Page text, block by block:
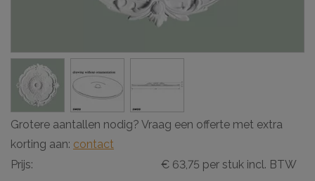
Grotere aantallen nodig? Vraag een offerte met extra
korting aan: contact
Prijs:
€ 63,75 per stuk incl. BTW